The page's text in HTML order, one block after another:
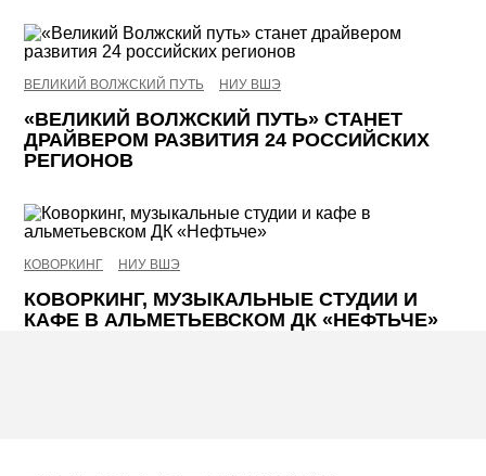
ВЕЛИКИЙ ВОЛЖСКИЙ ПУТЬ НИУ ВШЭ
«ВЕЛИКИЙ ВОЛЖСКИЙ ПУТЬ» СТАНЕТ
ДРАЙВЕРОМ РАЗВИТИЯ 24 РОССИЙСКИХ
РЕГИОНОВ
КОВОРКИНГ НИУ ВШЭ
КОВОРКИНГ, МУЗЫКАЛЬНЫЕ СТУДИИ И
КАФЕ В АЛЬМЕТЬЕВСКОМ ДК «НЕФТЬЧЕ»